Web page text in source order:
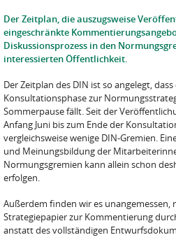
Der Zeitplan, die auszugsweise
eingeschränkte
Diskussionsprozess in den
interessierten Öffentlichkeit.
Der Zeitplan des DIN ist so angelegt,
Konsultationsphase zur
Sommerpause fällt. Seit der
Anfang Juni bis zum Ende der
vergleichsweise wenige DIN-Gremien.
und Meinungsbildung der
Normungsgremien kann allein schon
erfolgen.
Außerdem finden wir es unangemessen,
Strategiepapier zur Kommentie­rung
anstatt des vollständigen